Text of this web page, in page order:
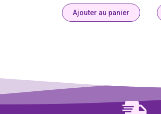
Ajouter au panier